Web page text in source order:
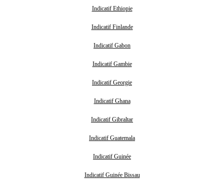
Indicatif Ethiopie
Indicatif Finlande
Indicatif Gabon
Indicatif Gambie
Indicatif Georgie
Indicatif Ghana
Indicatif Gibraltar
Indicatif Guatemala
Indicatif Guinée
Indicatif Guinée Bissau